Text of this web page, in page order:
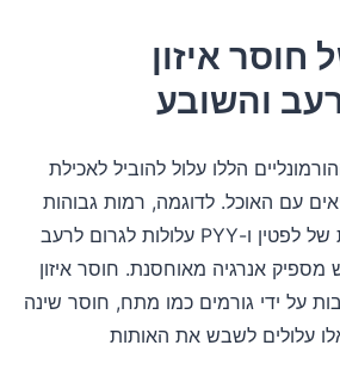
איזון
והשובע
הללו עלול להוביל לאכילת
עם האוכל. לדוגמה, רמות גבוהות
של גרלין ורמות נמוכות של לפטין ו-PYY עלולות לגרום לרעב
אנרגיה מאוחסנת. חוסר איזון
על ידי גורמים כמו מתח, חוסר שינה
עלולים לשבש את האותות